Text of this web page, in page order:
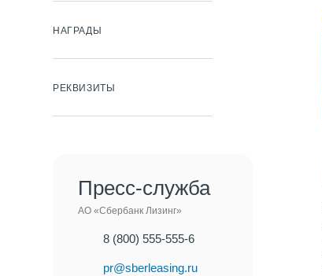
НАГРАДЫ
РЕКВИЗИТЫ
Пресс-служба
АО «Сбербанк Лизинг»
8 (800) 555-555-6
pr@sberleasing.ru